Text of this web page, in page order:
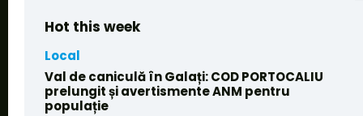
Hot this week
Local
Val de caniculă în Galați: COD PORTOCALIU
prelungit și avertismente ANM pentru
populație